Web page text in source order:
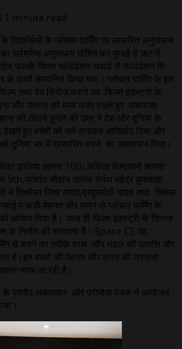
1 minute read
विद्यार्थियों के ग्लोबल वार्मिंग पर आधारित अनुसंधान
सर्वश्रेष्ठ अनुसंधान घोषित कर मुम्बई से कटनी
फाल्के फिल्म फाउंडेशन अवार्ड से‌ फाउंडेशन के
हाथों सम्मानित किया गया। ग्लोबल वार्मिंग के इस
तथा वेप सिरीज़ बनाने का फिल्म इंडस्ट्री के
और उत्साह को मध्य नजर रखते हुए आशफाक
की,खेलने कुदने की उम्र मे‌‌ देश और दुनिया के
देखते हुए बच्चों को गले ‌लगाकर आशिर्वाद दिया और
दुनिया भर में प्रसारित करने का आश्वासन दिया।
झारिया क्लास 10th,लक्षिता विश्वकर्मा क्लास
9th,प्रशांत चौहान क्लास सेवंथ महेंद्र कुशवाहा
ने शिक्षीका निशा यादव,प्रदुमादेवी यादव तथा शिक्षक
मे‌ कड़ी मेहनत और लगन से ग्लोबल वार्मिंग के
आंजाम दिया है। जल्द ही फिल्म इंडस्ट्री के दिग्गज
के निर्मान की‌ संभावना है। Space C5 यह
से बचने का तरीके साथ सौर मंडल की उत्पत्ति और
है।इन बच्चों की मेहनत और लगन की सराहना
नजर आ रही है।
के प्रमोद लक्कावार और प्रोमोज रजक ने आयोजन